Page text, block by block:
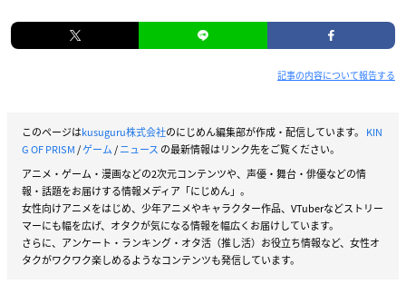
記事の内容について報告する
このページはkusuguru株式会社のにじめん編集部が作成・配信しています。 KIN
G OF PRISM/ゲーム/ニュース の最新情報はリンク先をご覧ください。
アニメ・ゲーム・漫画などの2次元コンテンツや、声優・舞台・俳優などの情
報・話題をお届けする情報メディア「にじめん」。
女性向けアニメをはじめ、少年アニメやキャラクター作品、VTuberなどストリー
マーにも幅を広げ、オタクが気になる情報を幅広くお届けしています。
さらに、アンケート・ランキング・オタ活（推し活）お役立ち情報など、女性オ
タクがワクワク楽しめるようなコンテンツも発信しています。